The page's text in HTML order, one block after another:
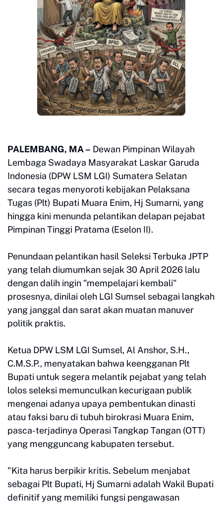
PALEMBANG, MA – Dewan Pimpinan Wilayah
Lembaga Swadaya Masyarakat Laskar Garuda
Indonesia (DPW LSM LGI) Sumatera Selatan
secara tegas menyoroti kebijakan Pelaksana
Tugas (Plt) Bupati Muara Enim, Hj Sumarni, yang
hingga kini menunda pelantikan delapan pejabat
Pimpinan Tinggi Pratama (Eselon II).
Penundaan pelantikan hasil Seleksi Terbuka JPTP
yang telah diumumkan sejak 30 April 2026 lalu
dengan dalih ingin "mempelajari kembali"
prosesnya, dinilai oleh LGI Sumsel sebagai langkah
yang janggal dan sarat akan muatan manuver
politik praktis.
Ketua DPW LSM LGI Sumsel, Al Anshor, S.H.,
C.M.S.P., menyatakan bahwa keengganan Plt
Bupati untuk segera melantik pejabat yang telah
lolos seleksi memunculkan kecurigaan publik
mengenai adanya upaya pembentukan dinasti
atau faksi baru di tubuh birokrasi Muara Enim,
pasca-terjadinya Operasi Tangkap Tangan (OTT)
yang mengguncang kabupaten tersebut.
"Kita harus berpikir kritis. Sebelum menjabat
sebagai Plt Bupati, Hj Sumarni adalah Wakil Bupati
definitif yang memiliki fungsi pengawasan